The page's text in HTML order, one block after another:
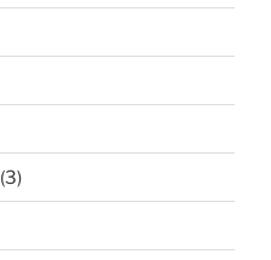
(3)